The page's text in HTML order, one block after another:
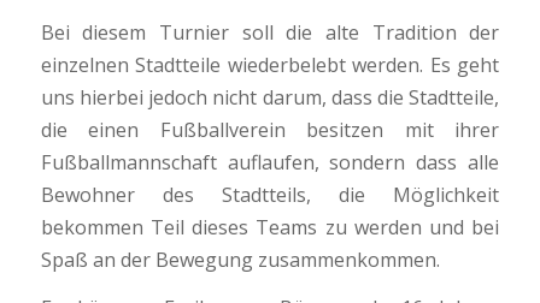
Bei diesem Turnier soll die alte Tradition der
einzelnen Stadtteile wiederbelebt werden. Es geht
uns hierbei jedoch nicht darum, dass die Stadtteile,
die einen Fußballverein besitzen mit ihrer
Fußballmannschaft auflaufen, sondern dass alle
Bewohner des Stadtteils, die Möglichkeit
bekommen Teil dieses Teams zu werden und bei
Spaß an der Bewegung zusammenkommen.